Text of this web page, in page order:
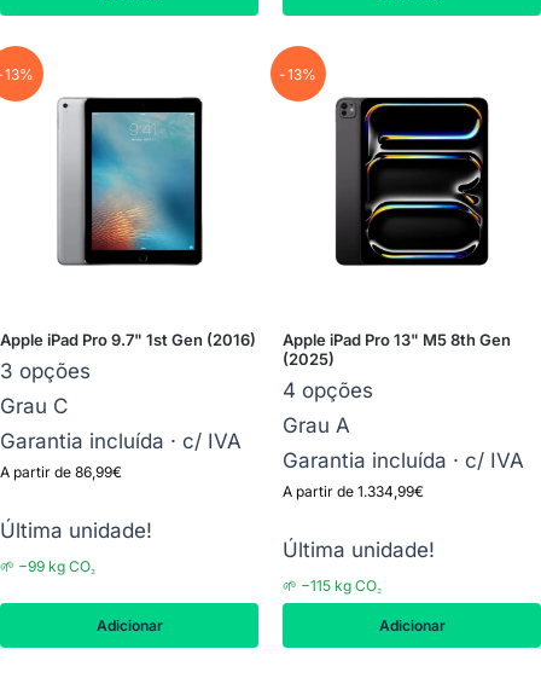
Apple iPad Pro 9.7" 1st Gen (2016)
3 opções
Grau C
Garantia incluída · c/ IVA
A partir de 86,99€
Última unidade!
🌱 −99 kg CO₂
Adicionar
-13%
Apple iPad Pro 13" M5 8th Gen
(2025)
4 opções
Grau A
Garantia incluída · c/ IVA
A partir de 1.334,99€
Última unidade!
🌱 −115 kg CO₂
Adicionar